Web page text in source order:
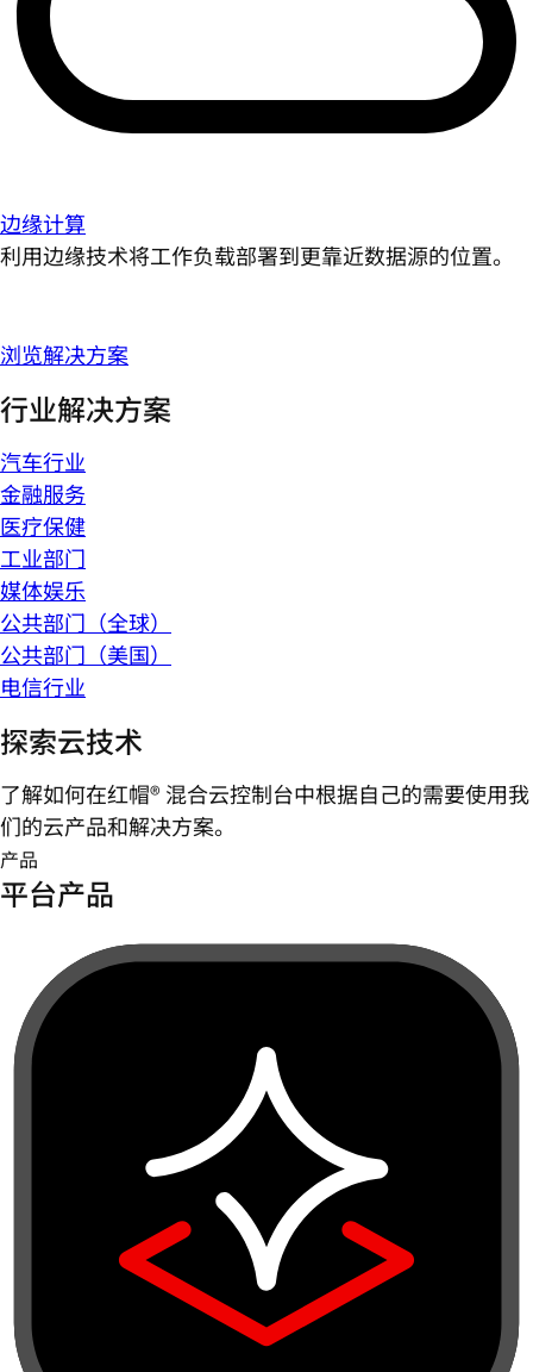
边缘计算
利用边缘技术将工作负载部署到更靠近数据源的位置。
浏览解决方案
行业解决方案
汽车行业
金融服务
医疗保健
工业部门
媒体娱乐
公共部门（全球）
公共部门（美国）
电信行业
探索云技术
了解如何在红帽® 混合云控制台中根据自己的需要使用我
们的云产品和解决方案。
产品
平台产品